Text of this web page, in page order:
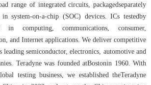
range of integrated circuits, packagedseparately
system-on-a-chip (SOC) devices. ICs testedby
computing, communications, consumer,
and Internet applications. We deliver competitive
leading semiconductor, electronics, automotive and
Teradyne was founded atBostonin 1960. With
testing business, we established theTeradyne